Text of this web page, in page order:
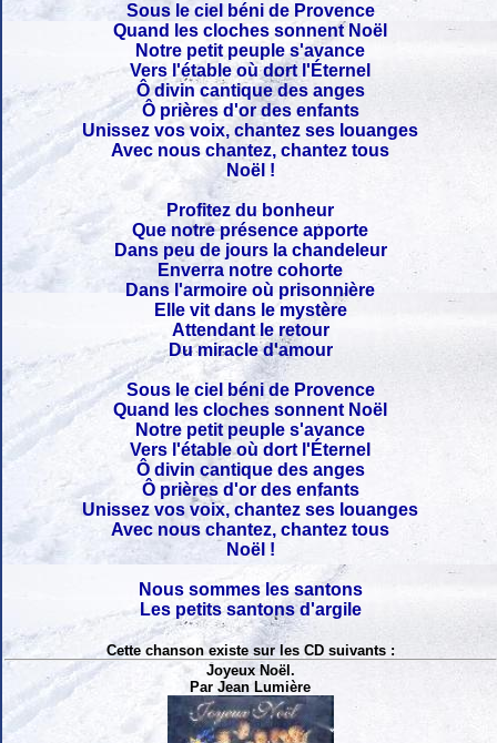
Sous le ciel béni de Provence
Quand les cloches sonnent Noël
Notre petit peuple s'avance
Vers l'étable où dort l'Éternel
Ô divin cantique des anges
Ô prières d'or des enfants
Unissez vos voix, chantez ses louanges
Avec nous chantez, chantez tous
Noël !
Profitez du bonheur
Que notre présence apporte
Dans peu de jours la chandeleur
Enverra notre cohorte
Dans l'armoire où prisonnière
Elle vit dans le mystère
Attendant le retour
Du miracle d'amour
Sous le ciel béni de Provence
Quand les cloches sonnent Noël
Notre petit peuple s'avance
Vers l'étable où dort l'Éternel
Ô divin cantique des anges
Ô prières d'or des enfants
Unissez vos voix, chantez ses louanges
Avec nous chantez, chantez tous
Noël !
Nous sommes les santons
Les petits santons d'argile
Cette chanson existe sur les CD suivants :
Joyeux Noël.
Par Jean Lumière